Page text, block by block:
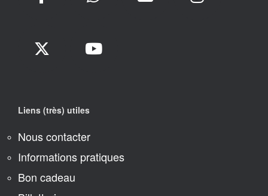
Liens (très) utiles
Nous contacter
Informations pratiques
Bon cadeau